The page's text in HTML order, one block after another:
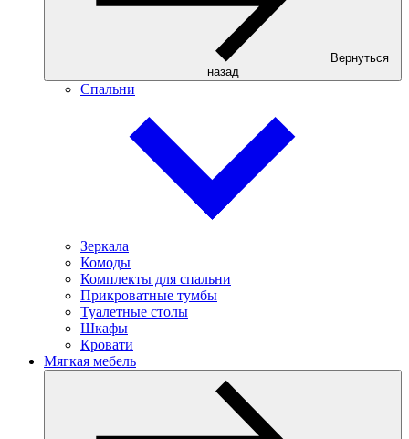
Вернуться
назад
Спальни
Зеркала
Комоды
Комплекты для спальни
Прикроватные тумбы
Туалетные столы
Шкафы
Кровати
Мягкая мебель